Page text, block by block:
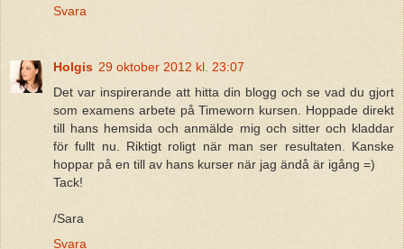
Svara
Holgis 29 oktober 2012 kl. 23:07
Det var inspirerande att hitta din blogg och se vad du gjort
som examens arbete på Timeworn kursen. Hoppade direkt
till hans hemsida och anmälde mig och sitter och kladdar
för fullt nu. Riktigt roligt när man ser resultaten. Kanske
hoppar på en till av hans kurser när jag ändå är igång =)
Tack!
/Sara
Svara